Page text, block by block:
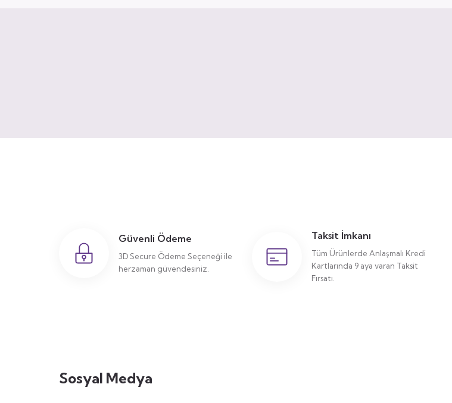
Güvenli Ödeme
3D Secure Ödeme Seçeneği ile
herzaman güvendesiniz.
Taksit İmkanı
Tüm Ürünlerde Anlaşmalı Kredi
Kartlarında 9 aya varan Taksit
Fırsatı.
Sosyal Medya